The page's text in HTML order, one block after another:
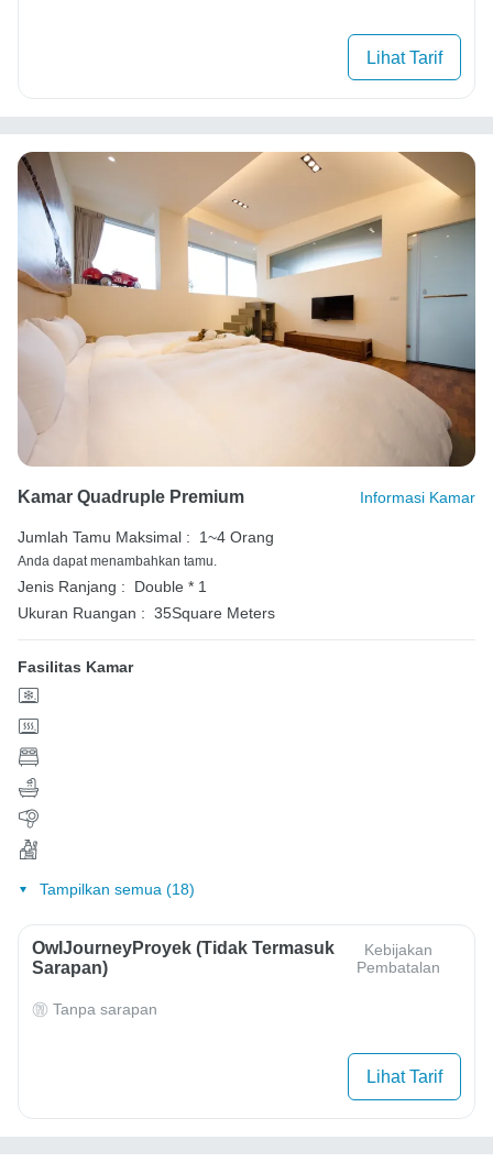
Lihat Tarif
Kamar Quadruple Premium Informasi Kamar
Jumlah Tamu Maksimal : 1~4 Orang
Anda dapat menambahkan tamu.
Jenis Ranjang :
Double * 1
Ukuran Ruangan : 35Square Meters
Fasilitas Kamar
Tampilkan semua (18)
OwlJourneyProyek (Tidak Termasuk
Sarapan)
Kebijakan
Pembatalan
Tanpa sarapan
Lihat Tarif